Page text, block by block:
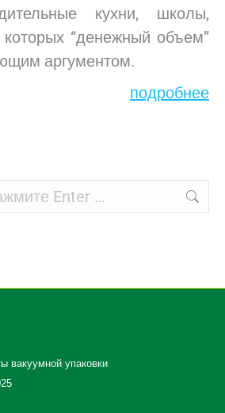
кухни, школы,
“денежный объем”
аргументом.
подробнее
вакуумной упаковки